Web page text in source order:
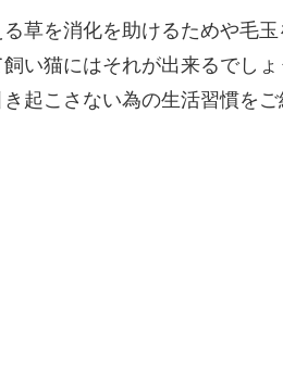
草を消化を助けるためや毛
い猫にはそれが出来るでし
起こさない為の生活習慣をご